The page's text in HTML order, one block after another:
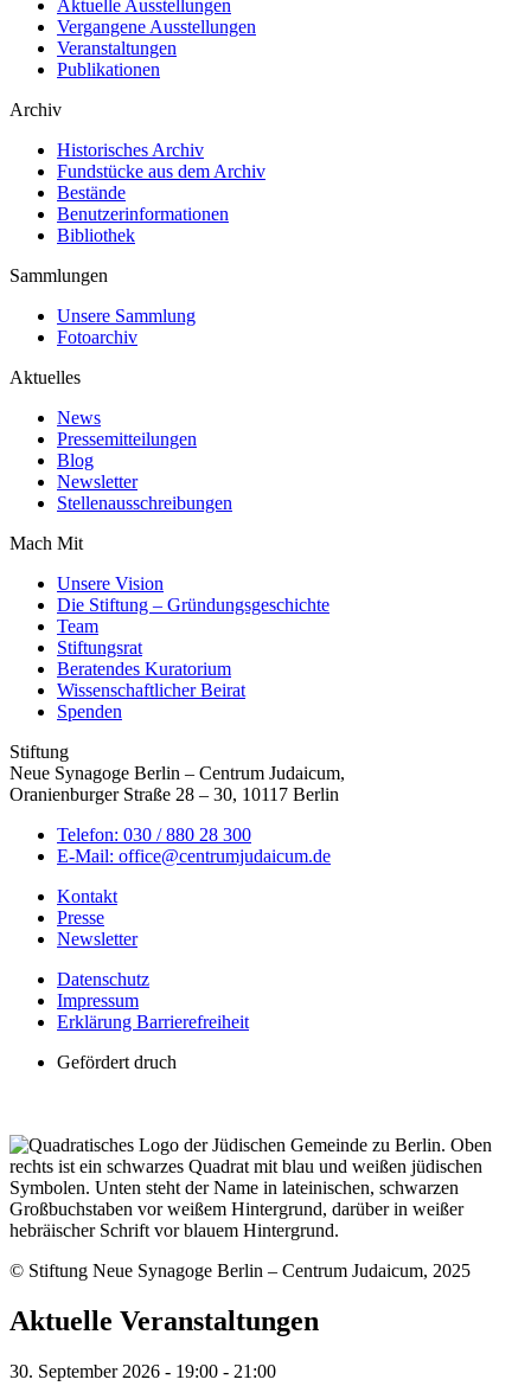
Aktuelle Ausstellungen
Vergangene Ausstellungen
Veranstaltungen
Publikationen
Archiv
Historisches Archiv
Fundstücke aus dem Archiv
Bestände
Benutzerinformationen
Bibliothek
Sammlungen
Unsere Sammlung
Fotoarchiv
Aktuelles
News
Pressemitteilungen
Blog
Newsletter
Stellenausschreibungen
Mach Mit
Unsere Vision
Die Stiftung – Gründungsgeschichte
Team
Stiftungsrat
Beratendes Kuratorium
Wissenschaftlicher Beirat
Spenden
Stiftung
Neue Synagoge Berlin – Centrum Judaicum,
Oranienburger Straße 28 – 30, 10117 Berlin
Telefon: 030 / 880 28 300
E-Mail: office@centrumjudaicum.de
Kontakt
Presse
Newsletter
Datenschutz
Impressum
Erklärung Barrierefreiheit
Gefördert druch
© Stiftung Neue Synagoge Berlin – Centrum Judaicum, 2025
Aktuelle Veranstaltungen
30. September 2026 - 19:00 - 21:00